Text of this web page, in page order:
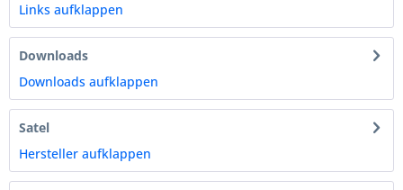
Links aufklappen
Downloads
Downloads aufklappen
Satel
Hersteller aufklappen